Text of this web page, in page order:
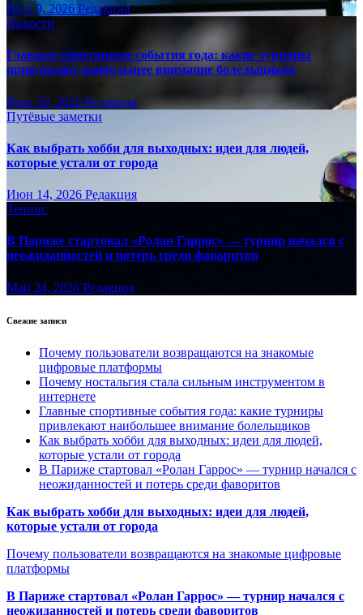
Июл 9, 2026 Редакция
Новости
Главные спортивные события года: какие турниры
привлекают наибольшее внимание болельщиков
Июн 30, 2026 Редакция
Путёвые заметки
Как выбрать хобби для выходных: идеи для людей,
которые устали от города
Июн 14, 2026 Редакция
Теннис
В Париже стартовал «Ролан Гаррос» — турнир начался с
неожиданностей и потерь среди фаворитов
Май 24, 2026 Редакция
Свежие записи
Почему пользователи возвращаются на знакомые
цифровые платформы
Почему ностальгия стала сильным инструментом в
интернете
Главные спортивные события года: какие турниры
привлекают наибольшее внимание болельщиков
Как выбрать хобби для выходных: идеи для людей,
которые устали от города
В Париже стартовал «Ролан Гаррос» — турнир начался с
неожиданностей и потерь среди фаворитов
Как выбрать хобби для выходных: идеи для людей,
которые устали от города
Почему пользователи возвращаются на знакомые цифровые
платформы
В Париже стартовал «Ролан Гаррос» — турнир начался с
неожиданностей и потерь среди фаворитов